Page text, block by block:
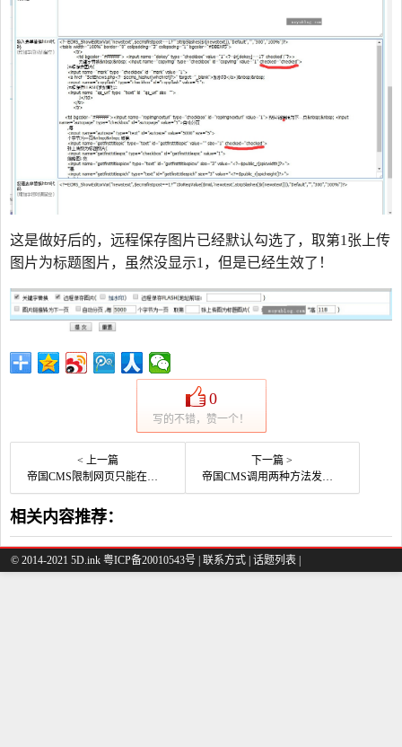
这是做好后的，远程保存图片已经默认勾选了，取第1张上传
图片为标题图片，虽然没显示1，但是已经生效了！
0
写的不错，赞一个！
< 上一篇
帝国CMS限制网页只能在微信浏览器中打开
下一篇 >
帝国CMS调用两种方法发布所有文章列表！包含高级应用！
相关内容推荐：
© 2014-2021 5D.ink 粤ICP备20010543号 联系方式 话题列表